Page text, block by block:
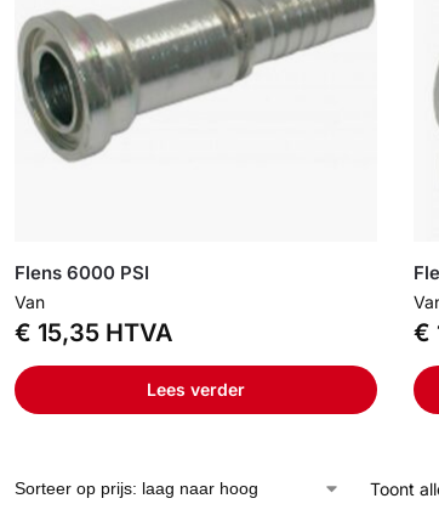
Flens 6000 PSI
Van
€ 15,35 HTVA
Lees verder
€
Toont